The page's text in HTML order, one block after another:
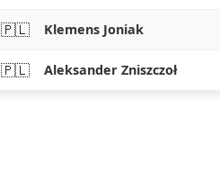
🇵🇱 Klemens Joniak
🇵🇱 Aleksander Zniszczoł